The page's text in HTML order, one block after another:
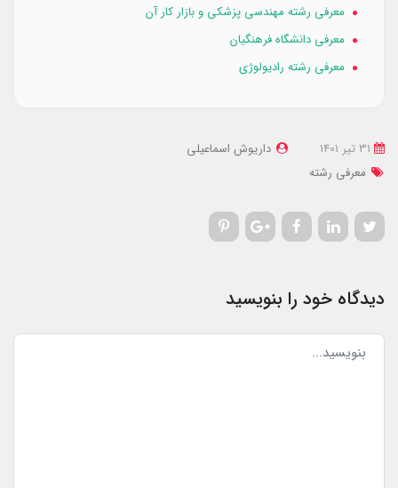
معرفی رشته مهندسی پزشکی و بازار کار آن
معرفی دانشگاه فرهنگیان
معرفی رشته رادیولوژی
داریوش اسماعیلی
معرفی رشته
دیدگاه خود را بنویسید